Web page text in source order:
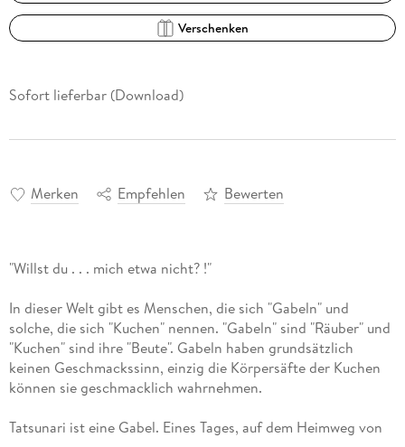
Verschenken
Sofort lieferbar (Download)
Merken Empfehlen Bewerten
"Willst du . . . mich etwa nicht? !"
In dieser Welt gibt es Menschen, die sich "Gabeln" und
solche, die sich "Kuchen" nennen. "Gabeln" sind "Räuber" und
"Kuchen" sind ihre "Beute". Gabeln haben grundsätzlich
keinen Geschmackssinn, einzig die Körpersäfte der Kuchen
Tatsunari ist eine Gabel. Eines Tages, auf dem Heimweg von